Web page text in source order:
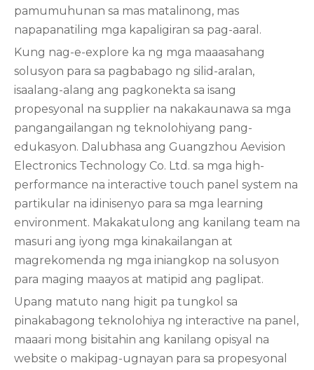
pamumuhunan sa mas matalinong, mas
napapanatiling mga kapaligiran sa pag-aaral.
Kung nag-e-explore ka ng mga maaasahang
solusyon para sa pagbabago ng silid-aralan,
isaalang-alang ang pagkonekta sa isang
propesyonal na supplier na nakakaunawa sa mga
pangangailangan ng teknolohiyang pang-
edukasyon. Dalubhasa ang Guangzhou Aevision
Electronics Technology Co. Ltd. sa mga high-
performance na interactive touch panel system na
partikular na idinisenyo para sa mga learning
environment. Makakatulong ang kanilang team na
masuri ang iyong mga kinakailangan at
magrekomenda ng mga iniangkop na solusyon
para maging maayos at matipid ang paglipat.
Upang matuto nang higit pa tungkol sa
pinakabagong teknolohiya ng interactive na panel,
maaari mong bisitahin ang kanilang opisyal na
website o makipag-ugnayan para sa propesyonal